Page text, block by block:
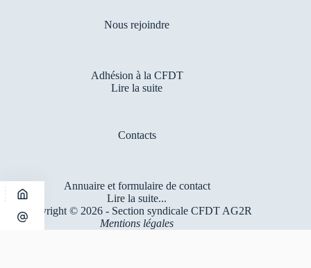
Nous rejoindre
Adhésion à la CFDT
Lire la suite
Contacts
Annuaire et formulaire de contact
Lire la suite...
Copyright © 2026 - Section syndicale CFDT AG2R
Mentions légales